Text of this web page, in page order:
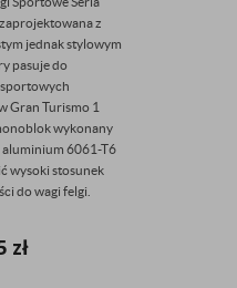
z
jednak stylowym
pasuje do
Gran Turismo 1
wykonany
aluminium 6061-T6
wysoki stosunek
do wagi felgi.
zł